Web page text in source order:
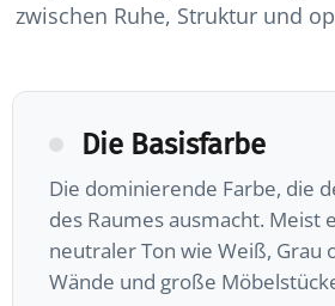
zwischen Ruhe, Struktur und
Die Basisfarbe
Die dominierende Farbe, die
des Raumes ausmacht. Meist
neutraler Ton wie Weiß, Grau
Wände und große